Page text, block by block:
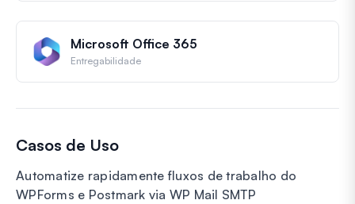
Microsoft Office 365
Entregabilidade
Casos de Uso
Automatize rapidamente fluxos de trabalho do
WPForms e Postmark via WP Mail SMTP